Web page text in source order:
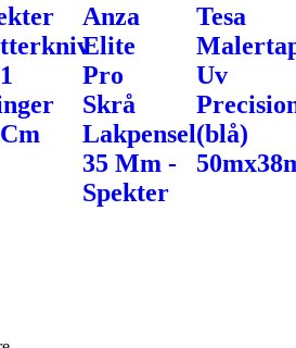
Anza
Elite
Pro
Skrå
Lakpensel
35 Mm -
Spekter
Tesa
Uv
(blå)